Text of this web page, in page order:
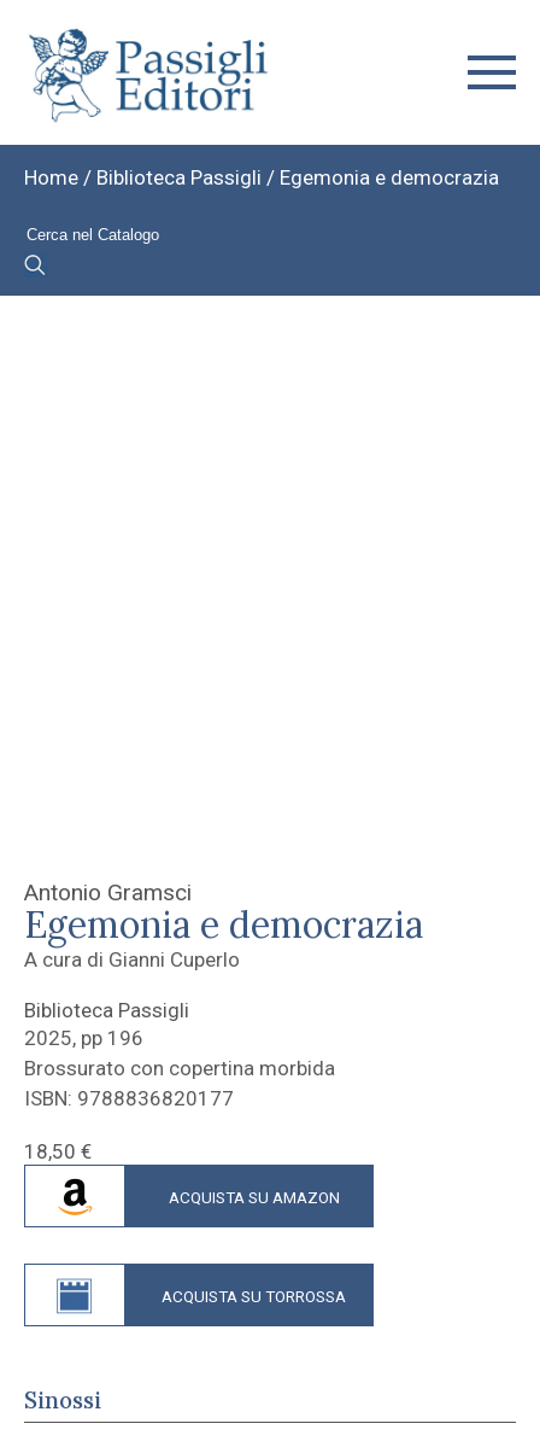
Home / Biblioteca Passigli / Egemonia e democrazia
Antonio Gramsci
Egemonia e democrazia
A cura di Gianni Cuperlo
Biblioteca Passigli
2025, pp 196
Brossurato con copertina morbida
ISBN: 9788836820177
18,50 €
ACQUISTA SU AMAZON
ACQUISTA SU TORROSSA
Sinossi